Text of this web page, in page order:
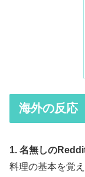
海外の反応
1. 名無しの
料理の基本を覚